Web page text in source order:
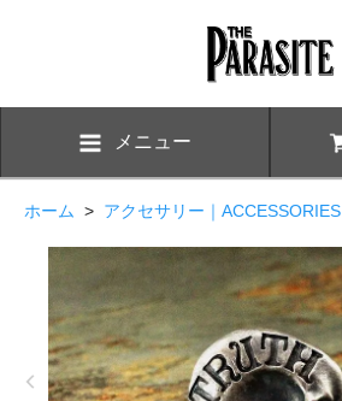
メニュー
ホーム > アクセサリー｜ACCESSORIES